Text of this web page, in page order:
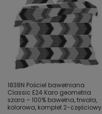
1838N Pościel bawełniana
Classic E24 Karo geometria
szara – 100% bawełna, trwała,
kolorowa, komplet 2-częściowy